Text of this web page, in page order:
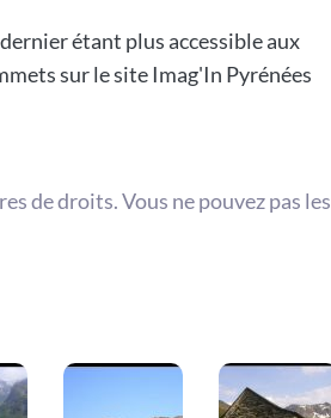
étant plus accessible aux
sur le site Imag'In Pyrénées
de droits. Vous ne pouvez pas les